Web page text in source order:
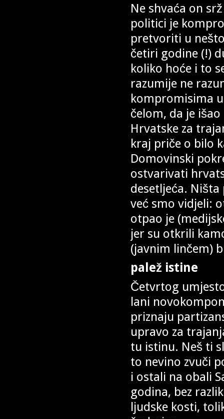
Ne shvaća on
politici je
pretvoriti u
četiri godine (!)
koliko hoće i to
razumije ne
kompromisima
čelom, da je
Hrvatske za
kraj priče o bilo
Domovinski
ostvarivati
desetljeća.
već smo vidjeli:
otpao je
jer su otkrili
(javnim linčem)
palež istine
Četvrtog
lani
priznaju
upravo za
tu istinu. Neš ti
to nevino zvuči
i ostali na obali
godina, bez
ljudske kosti,